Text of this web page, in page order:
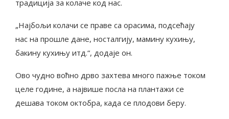
традиција за колаче код нас.
„Најбољи колачи се праве са орасима, подсећају
нас на прошле дане, носталгију, мамину кухињу,
бакину кухињу итд.“, додаје он.
Ово чудно воћно дрво захтева много пажње током
целе године, а највише посла на плантажи се
дешава током октобра, када се плодови беру.